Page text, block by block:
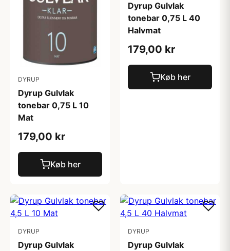
DYRUP
Dyrup Gulvlak
tonebar 0,75 L 10
Mat
179,00 kr
Køb her
Dyrup Gulvlak
tonebar 0,75 L 40
Halvmat
179,00 kr
Køb her
DYRUP
Dyrup Gulvlak
DYRUP
Dyrup Gulvlak